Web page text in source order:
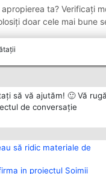
să vă ajutăm! 🙂 Vă
de conversație
să ridic materiale de
in proiectul Șoimii
ta? Verificați
doar cele mai bune
Plebiscyt
Lista Tuturor